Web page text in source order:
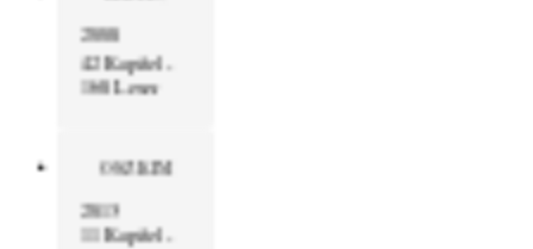
2008
42 Kapitel -
168 Leser
OSZ KIM
2013
11 Kapitel -